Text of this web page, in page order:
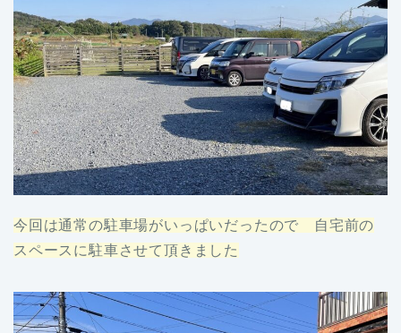
今回は通常の駐車場がいっぱいだったので 自宅前の
スペースに駐車させて頂きました